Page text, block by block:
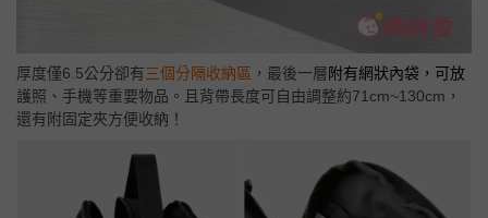
厚度僅6.5公分卻有三個分隔收納區 ，最後一層附有網狀內袋，可放
護照、手機等重要物品。且背帶長度可自由調整約71cm~130cm，
還有附固定夾方便收納！